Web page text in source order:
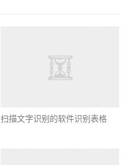
扫描文字识别的软件识别表格